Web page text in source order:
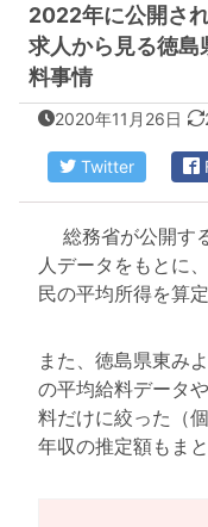
2022年に公開さ
求人から見る徳島
料事情
2020年11月26日
Twitter
総務省が公開す
人データをもとに
民の平均所得を算定
また、徳島県東み
の平均給料データ
料だけに絞った（
年収の推定額もま